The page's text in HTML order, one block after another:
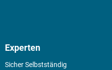
Experten
Sicher Selbstständig